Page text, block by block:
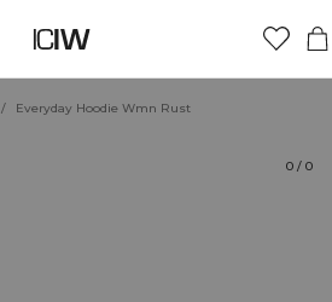
/ Everyday Hoodie Wmn Rust
0 / 0